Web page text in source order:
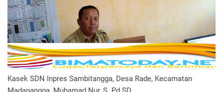
Kasek SDN Inpres Sambitangga, Desa Rade, Kecamatan